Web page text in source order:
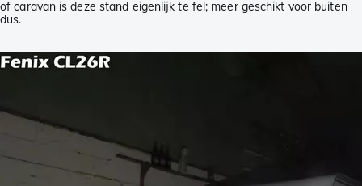
of caravan is deze stand eigenlijk te fel; meer geschikt voor buiten
dus.